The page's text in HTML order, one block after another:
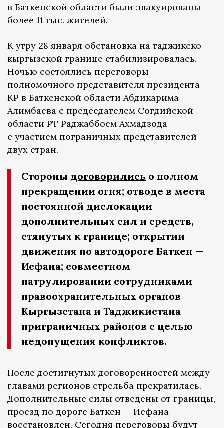
в Баткенской области были эвакуированы
более 11 тыс. жителей.
К утру 28 января обстановка на таджикско-
кыргызской границе стабилизировалась.
Ночью состоялись переговоры
полномочного представителя президента
КР в Баткенской области Абдикарима
Алимбаева с председателем Согдийской
области РТ Раджаббоем Ахмадзода
с участием пограничных представителей
двух стран.
Стороны договорились о полном
прекращении огня; отводе в места
постоянной дислокации
дополнительных сил и средств,
стянутых к границе; открытии
движения по автодороге Баткен —
Исфана; совместном
патрулировании сотрудниками
правоохранительных органов
Кыргызстана и Таджикистана
приграничных районов с целью
недопущения конфликтов.
После достигнутых договоренностей между
главами регионов стрельба прекратилась.
Дополнительные силы отведены от границы,
проезд по дороге Баткен — Исфана
восстановлен. Сегодня переговоры будут